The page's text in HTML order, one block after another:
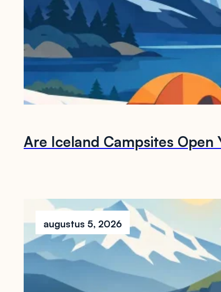
Are Iceland Campsites Open
augustus 5, 2026